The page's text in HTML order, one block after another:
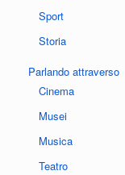
Sport
Storia
Parlando attraverso
Cinema
Musei
Musica
Teatro